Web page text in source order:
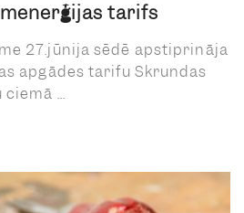
tarifs
27.jūnija sēdē apstiprināja
apgādes tarifu Skrundas
...